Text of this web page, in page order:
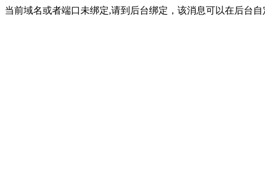
当前域名或者端口未绑定,请到后台绑定，该消息可以在后台自